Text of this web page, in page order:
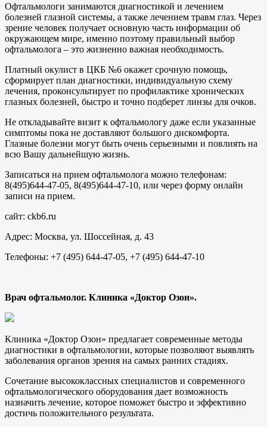
Офтальмологи занимаются диагностикой и лечением
болезней глазной системы, а также лечением травм глаз. Через
зрение человек получает основную часть информации об
окружающем мире, именно поэтому правильный выбор
офтальмолога – это жизненно важная необходимость.
Платный окулист в ЦКБ №6 окажет срочную помощь,
сформирует план диагностики, индивидуальную схему
лечения, проконсультирует по профилактике хронических
глазных болезней, быстро и точно подберет линзы для очков.
Не откладывайте визит к офтальмологу даже если указанные
симптомы пока не доставляют большого дискомфорта.
Глазные болезни могут быть очень серьезными и повлиять на
всю Вашу дальнейшую жизнь.
Записаться на прием офтальмолога можно телефонам:
8(495)644-47-05, 8(495)644-47-10, или через форму онлайн
записи на прием.
сайт: ckb6.ru
Адрес: Москва, ул. Шоссейная, д. 43
Телефоны: +7 (495) 644-47-05, +7 (495) 644-47-10
Врач офтальмолог. Клиника «Доктор Озон».
Клиника «Доктор Озон» предлагает современные методы
диагностики в офтальмологии, которые позволяют выявлять
заболевания органов зрения на самых ранних стадиях.
Сочетание высококлассных специалистов и современного
офтальмологического оборудования дает возможность
назначить лечение, которое поможет быстро и эффективно
достичь положительного результата.